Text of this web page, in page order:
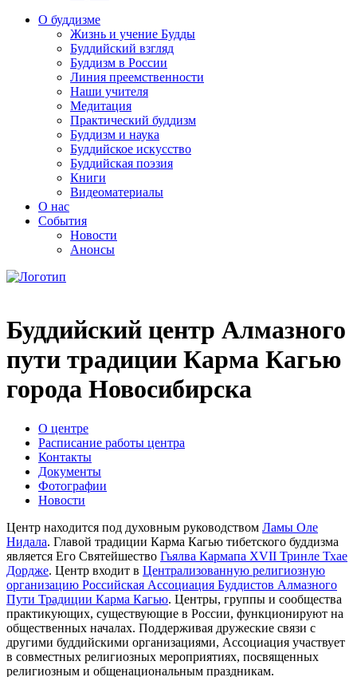
О буддизме
Жизнь и учение Будды
Буддийский взгляд
Буддизм в России
Линия преемственности
Наши учителя
Медитация
Практический буддизм
Буддизм и наука
Буддийское искусство
Буддийская поэзия
Книги
Видеоматериалы
О нас
События
Новости
Анонсы
Буддийский центр Алмазного
пути традиции Карма Кагью
города Новосибирска
О центре
Расписание работы центра
Контакты
Документы
Фотографии
Новости
Центр находится под духовным руководством Ламы Оле
Нидала. Главой традиции Карма Кагью тибетского буддизма
является Его Святейшество Гьялва Кармапа ХVII Тринле Тхае
Дордже. Центр входит в Централизованную религиозную
организацию Российская Ассоциация Буддистов Алмазного
Пути Традиции Карма Кагью. Центры, группы и сообщества
практикующих, существующие в России, функционируют на
общественных началах. Поддерживая дружеские связи с
другими буддийскими организациями, Ассоциация участвует
в совместных религиозных мероприятиях, посвященных
религиозным и общенациональным праздникам.